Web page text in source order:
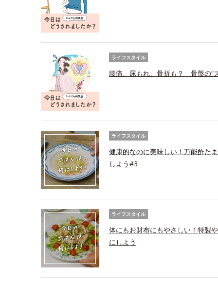
ライフスタイル
腰痛、尿もれ、骨折も？ 骨盤の“
ライフスタイル
健康的なのに美味しい！万能酢た
しよう#3
ライフスタイル
体にもお財布にもやさしい！特製
にしよう